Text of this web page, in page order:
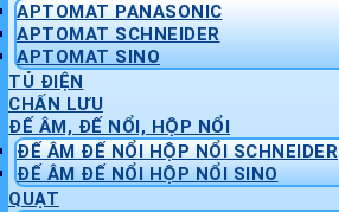
APTOMAT PANASONIC
APTOMAT SCHNEIDER
APTOMAT SINO
TỦ ĐIỆN
CHẤN LƯU
ĐẾ ÂM, ĐẾ NỔI, HỘP NỔI
ĐẾ ÂM ĐẾ NỔI HỘP NỔI SCHNEIDER
ĐẾ ÂM ĐẾ NỔI HỘP NỔI SINO
QUẠT